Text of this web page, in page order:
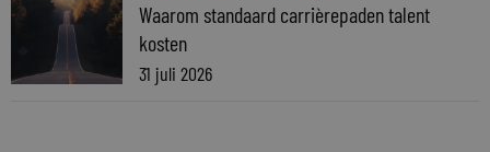
Waarom standaard carrièrepaden talent
kosten
31 juli 2026